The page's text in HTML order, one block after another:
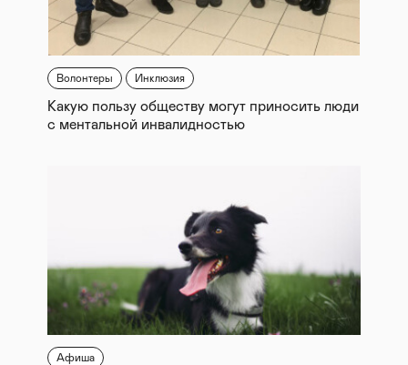
Волонтеры Инклюзия
Какую пользу обществу могут приносить люди
с ментальной инвалидностью
Афиша